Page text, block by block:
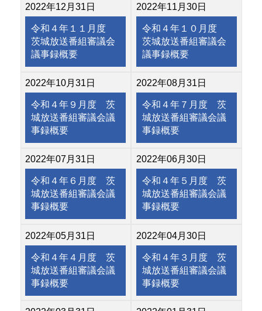
2022年12月31日
令和４年１１月度
茨城放送番組審議会
議事録概要
2022年11月30日
令和４年１０月度
茨城放送番組審議会
議事録概要
2022年10月31日
令和４年９月度 茨
城放送番組審議会議
事録概要
2022年08月31日
令和４年７月度 茨
城放送番組審議会議
事録概要
2022年07月31日
令和４年６月度 茨
城放送番組審議会議
事録概要
2022年06月30日
令和４年５月度 茨
城放送番組審議会議
事録概要
2022年05月31日
令和４年４月度 茨
城放送番組審議会議
事録概要
2022年04月30日
令和４年３月度 茨
城放送番組審議会議
事録概要